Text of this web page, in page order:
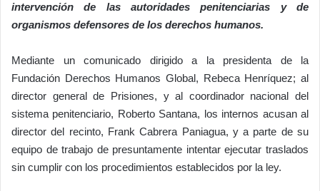
intervención de las autoridades penitenciarias y de
organismos defensores de los derechos humanos.
Mediante un comunicado dirigido a la presidenta de la
Fundación Derechos Humanos Global, Rebeca Henríquez; al
director general de Prisiones, y al coordinador nacional del
sistema penitenciario, Roberto Santana, los internos acusan al
director del recinto, Frank Cabrera Paniagua, y a parte de su
equipo de trabajo de presuntamente intentar ejecutar traslados
sin cumplir con los procedimientos establecidos por la ley.